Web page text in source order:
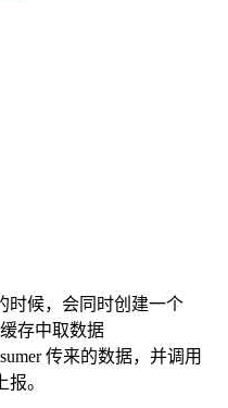
时候，会同时创建一个
缓存中取数据
传来的数据，并调用
。